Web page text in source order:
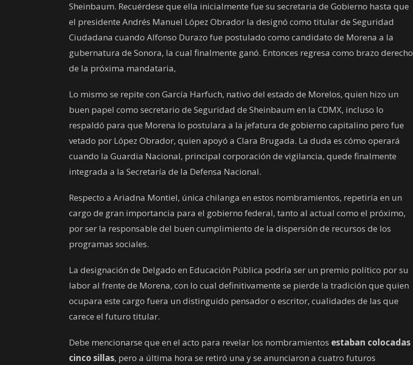
Sheinbaum. Recuérdese que ella inicialmente fue su secretaria de Gobierno hasta que
el presidente Andrés Manuel López Obrador la designó como titular de Seguridad
Ciudadana cuando Alfonso Durazo fue postulado como candidato de Morena a la
gubernatura de Sonora, la cual finalmente ganó. Entonces regresa como brazo derecho
de la próxima mandataria,
Lo mismo se repite con García Harfuch, nativo del estado de Morelos, quien hizo un
buen papel como secretario de Seguridad de Sheinbaum en la CDMX, incluso lo
respaldó para que Morena lo postulara a la jefatura de gobierno capitalino pero fue
vetado por López Obrador, quien apoyó a Clara Brugada. La duda es cómo operará
cuando la Guardia Nacional, principal corporación de vigilancia, quede finalmente
integrada a la Secretaría de la Defensa Nacional.
Respecto a Ariadna Montiel, única chilanga en estos nombramientos, repetiría en un
cargo de gran importancia para el gobierno federal, tanto al actual como el próximo,
por ser la responsable del buen cumplimiento de la dispersión de recursos de los
programas sociales.
La designación de Delgado en Educación Pública podría ser un premio político por su
labor al frente de Morena, con lo cual definitivamente se pierde la tradición que quien
ocupara este cargo fuera un distinguido pensador o escritor, cualidades de las que
carece el futuro titular.
Debe mencionarse que en el acto para revelar los nombramientos estaban colocadas
cinco sillas, pero a última hora se retiró una y se anunciaron a cuatro futuros